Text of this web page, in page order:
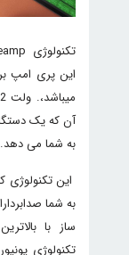
تکنولوژی Vintage Mic Preamp،
به شما می دهد.
این
به شما
ساز با
تکنولوژی